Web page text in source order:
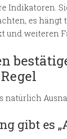
Indikatoren.
es
und weiteren
natürlich
gibt es